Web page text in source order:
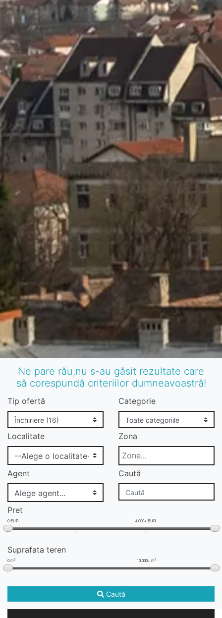
Ne pare rău,nu s-au găsit rezultate care
să corespundă criteriilor dumneavoastră!
Tip ofertă Categorie
Localitate Zona
Agent Caută
Pret
0 EUR 4.000+ EUR
Suprafata teren
0 m2 10.000+ m2
Caută